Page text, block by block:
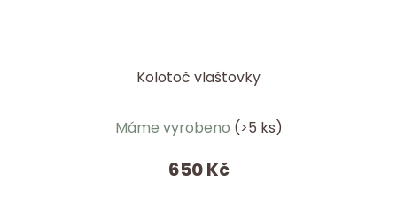
Kolotoč vlaštovky
hodnocení
produktu
Máme vyrobeno (>5 ks)
650 Kč